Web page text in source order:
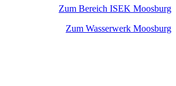
Zum Bereich ISEK Moosburg
Zum Wasserwerk Moosburg